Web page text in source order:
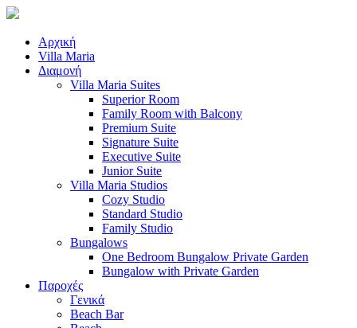
Αρχική
Villa Maria
Διαμονή
Villa Maria Suites
Superior Room
Family Room with Balcony
Premium Suite
Signature Suite
Executive Suite
Junior Suite
Villa Maria Studios
Cozy Studio
Standard Studio
Family Studio
Bungalows
One Bedroom Bungalow Private Garden
Bungalow with Private Garden
Παροχές
Γενικά
Beach Bar